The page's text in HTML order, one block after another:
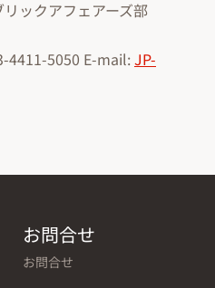
ックアフェアーズ部
4411-5050 E-mail:JP-
お問合せ
お問合せ